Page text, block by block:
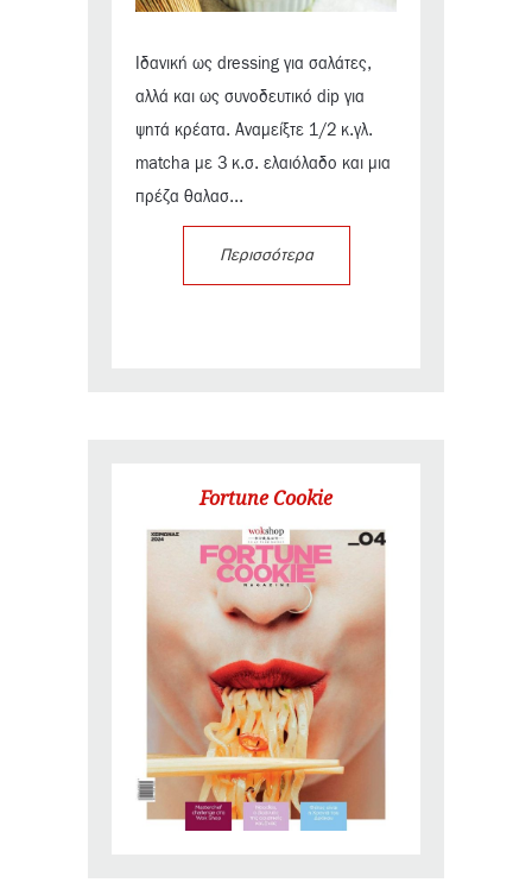
Ιδανική ως dressing για σαλάτες,
αλλά και ως συνοδευτικό dip για
ψητά κρέατα. Αναμείξτε 1/2 κ.γλ.
matcha με 3 κ.σ. ελαιόλαδο και μια
πρέζα θαλασ...
Περισσότερα
Fortune Cookie